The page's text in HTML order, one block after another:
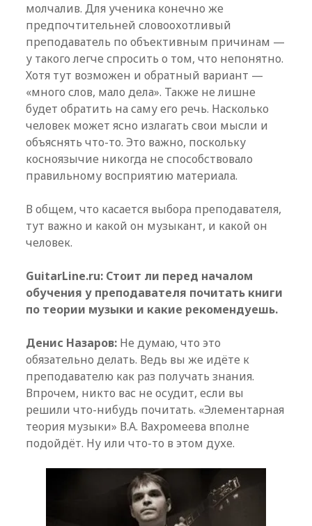
молчалив. Для ученика конечно же
предпочтительней словоохотливый
преподаватель по объективным причинам —
у такого легче спросить о том, что непонятно.
Хотя тут возможен и обратный вариант —
«много слов, мало дела». Также не лишне
будет обратить на саму его речь. Насколько
человек может ясно излагать свои мысли и
объяснять что-то. Это важно, поскольку
косноязычие никогда не способствовало
правильному восприятию материала.
В общем, что касается выбора преподавателя,
тут важно и какой он музыкант, и какой он
человек.
GuitarLine.ru: Стоит ли перед началом
обучения у преподавателя почитать книги
по теории музыки и какие рекомендуешь.
Денис Назаров: Не думаю, что это
обязательно делать. Ведь вы же идёте к
преподавателю как раз получать знания.
Впрочем, никто вас не осудит, если вы
решили что-нибудь почитать. «Элементарная
теория музыки» В.А. Вахромеева вполне
подойдёт. Ну или что-то в этом духе.